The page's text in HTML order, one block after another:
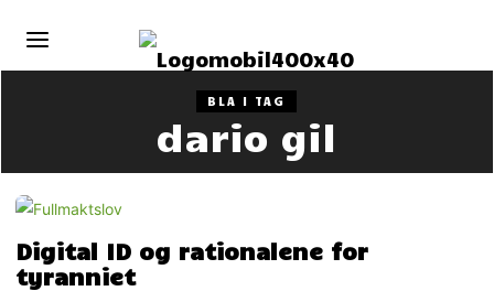
BLA I TAG
dario gil
Digital ID og rationalene for
tyranniet